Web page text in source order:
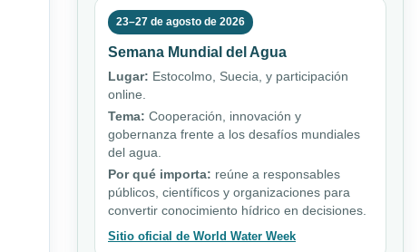
23–27 de agosto de 2026
Semana Mundial del Agua
Lugar: Estocolmo, Suecia, y participación
online.
Tema: Cooperación, innovación y
gobernanza frente a los desafíos mundiales
del agua.
Por qué importa: reúne a responsables
públicos, científicos y organizaciones para
convertir conocimiento hídrico en decisiones.
Sitio oficial de World Water Week